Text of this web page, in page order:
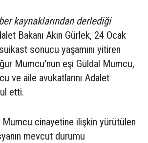
kaynaklarından derlediği
Bakanı Akın Gürlek, 24 Ocak
sonucu yaşamını yitiren
Mumcu'nun eşi Güldal Mumcu,
ve aile avukatlarını Adalet
etti.
cinayetine ilişkin yürütülen
mevcut durumu